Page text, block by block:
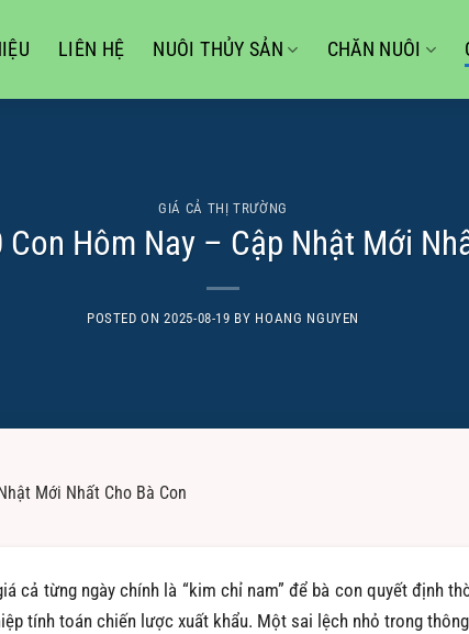
LIÊN HỆ NUÔI THỦY SẢN CHĂN NUÔI
GIÁ CẢ THỊ TRƯỜNG
Con Hôm Nay – Cập Nhật Mới
POSTED ON2025-08-19 BY HOANG NGUYEN
Mới Nhất Cho Bà Con
cả từng ngày chính là “kim chỉ nam” để bà con quyết định
tính toán chiến lược xuất khẩu. Một sai lệch nhỏ trong